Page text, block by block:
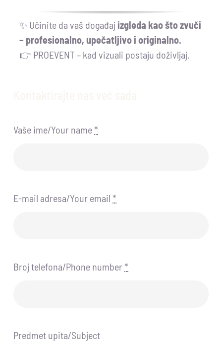
✨ Učinite da vaš događaj izgleda kao što zvuči
– profesionalno, upečatljivo i originalno.
👉 PROEVENT – kad vizuali postaju doživljaj.
Vaše ime/Your name *
E-mail adresa/Your email *
Broj telefona/Phone number *
Predmet upita/Subject